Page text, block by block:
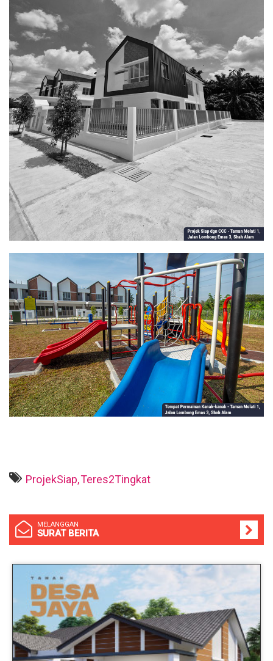
ProjekSiap,Teres2Tingkat
MELANGGAN
SURAT BERITA